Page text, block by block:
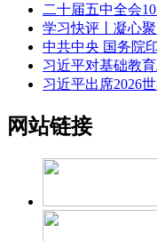
二十届五中全会
学习快评丨凝心
中共中央 国务院
习近平对基础教
习近平出席2026
网站链接